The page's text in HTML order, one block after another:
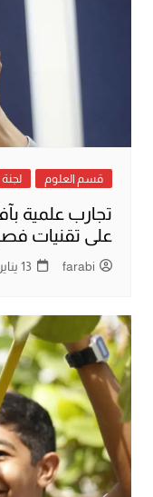
قسم العلوم لجنة
تجارب علمية
على تقنيات
farabi 13 يناير، 2026